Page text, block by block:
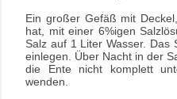
Ein großer Gefäß mit
hat, mit einer 6%igen
Salz auf 1 Liter Wasser. Das
einlegen. Über Nacht in der
die Ente nicht komplett
wenden.